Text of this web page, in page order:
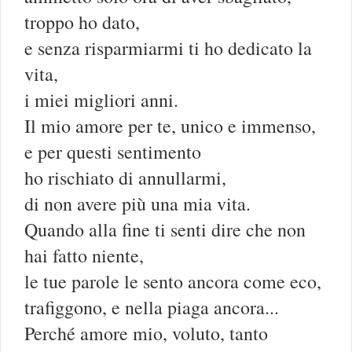
troppo ho dato,
e senza risparmiarmi ti ho dedicato la
vita,
i miei migliori anni.
Il mio amore per te, unico e immenso,
e per questi sentimento
ho rischiato di annullarmi,
di non avere più una mia vita.
Quando alla fine ti senti dire che non
hai fatto niente,
le tue parole le sento ancora come eco,
trafiggono, e nella piaga ancora...
Perché amore mio, voluto, tanto